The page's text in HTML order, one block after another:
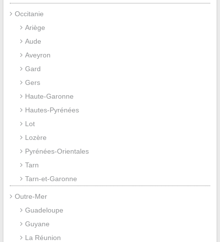
Occitanie
Ariège
Aude
Aveyron
Gard
Gers
Haute-Garonne
Hautes-Pyrénées
Lot
Lozère
Pyrénées-Orientales
Tarn
Tarn-et-Garonne
Outre-Mer
Guadeloupe
Guyane
La Réunion